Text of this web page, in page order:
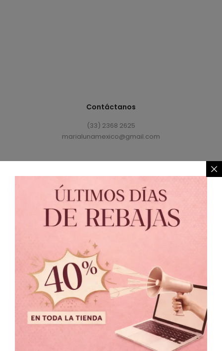
Contáctanos
(33) 2368 2625
marialunamexico@gmail.com
Política de Privacidad // Política de Cambio
© 2021 MARIALUNA